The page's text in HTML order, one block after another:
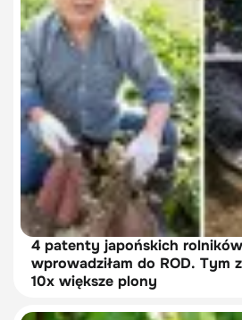
4 patenty japońskich rolników
wprowadziłam do ROD. Tym
10x większe plony